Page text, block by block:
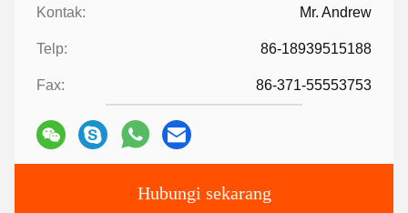
Kontak: Mr. Andrew
Telp: 86-18939515188
Fax: 86-371-55553753
Hubungi sekarang